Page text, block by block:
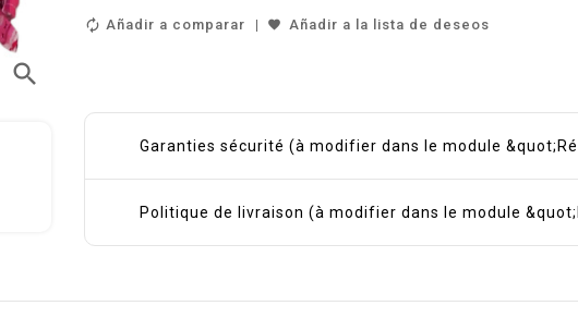
search
Añadir a comparar Añadir a la lista de deseos
Garanties sécurité (à modifier dans le module
Politique de livraison (à modifier dans le module